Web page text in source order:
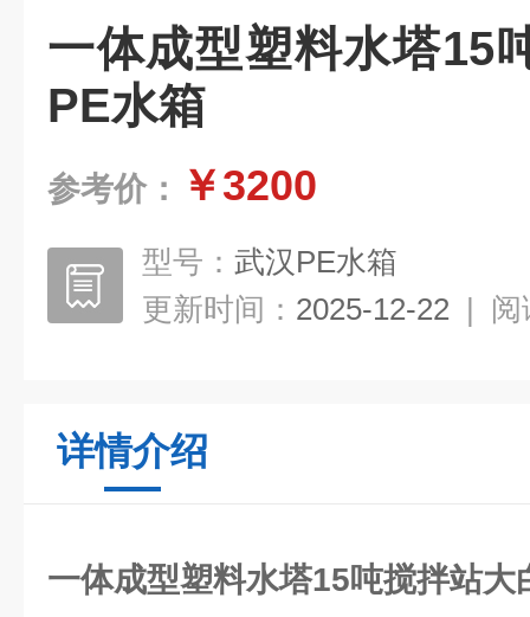
一体成型塑料水塔15
PE水箱
参考价： ￥3200
型号： 武汉PE水箱
更新时间： 2025-12-22 | 阅
详情介绍
一体成型塑料水塔15吨搅拌站大